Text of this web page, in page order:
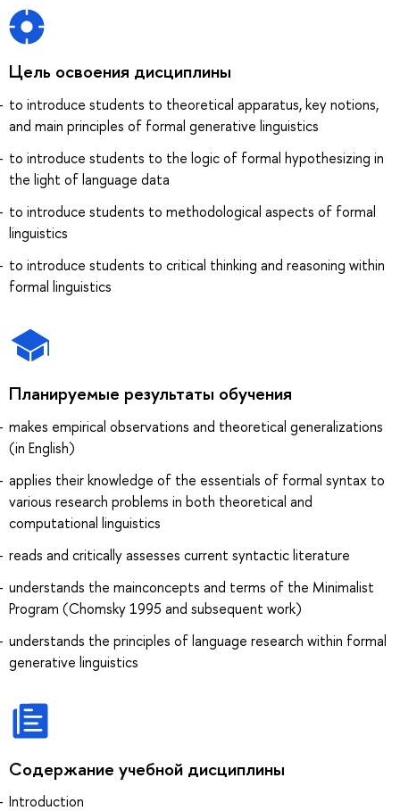
Цель освоения дисциплины
to introduce students to theoretical apparatus, key notions,
and main principles of formal generative linguistics
to introduce students to the logic of formal hypothesizing in
the light of language data
to introduce students to methodological aspects of formal
linguistics
to introduce students to critical thinking and reasoning within
formal linguistics
Планируемые результаты обучения
makes empirical observations and theoretical generalizations
(in English)
applies their knowledge of the essentials of formal syntax to
various research problems in both theoretical and
computational linguistics
reads and critically assesses current syntactic literature
understands the mainconcepts and terms of the Minimalist
Program (Chomsky 1995 and subsequent work)
understands the principles of language research within formal
generative linguistics
Содержание учебной дисциплины
Introduction